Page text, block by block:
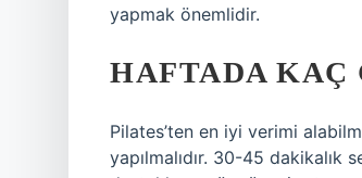
yapmak önemlidir.
HAFTADA KAÇ
Pilates’ten en iyi verimi
yapılmalıdır. 30-45 dakikalık